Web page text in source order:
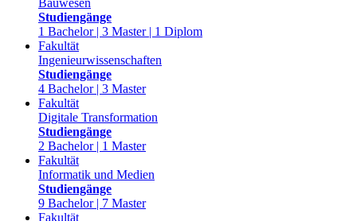
Bauwesen
Studiengänge
1 Bachelor | 3 Master | 1 Diplom
Fakultät
Ingenieurwissenschaften
Studiengänge
4 Bachelor | 3 Master
Fakultät
Digitale Transformation
Studiengänge
2 Bachelor | 1 Master
Fakultät
Informatik und Medien
Studiengänge
9 Bachelor | 7 Master
Fakultät